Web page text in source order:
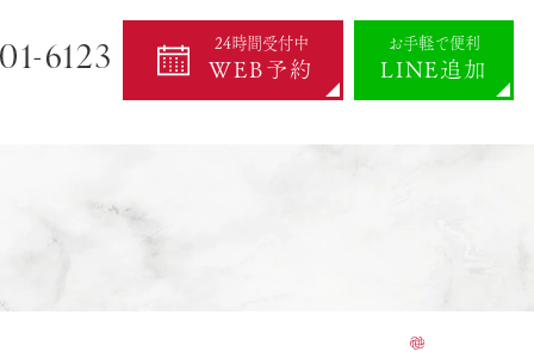
6123 24時間受付中
WEB予約
お手軽で便利
LINE追加